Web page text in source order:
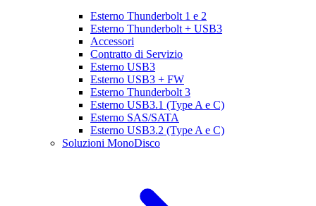
Esterno Thunderbolt 1 e 2
Esterno Thunderbolt + USB3
Accessori
Contratto di Servizio
Esterno USB3
Esterno USB3 + FW
Esterno Thunderbolt 3
Esterno USB3.1 (Type A e C)
Esterno SAS/SATA
Esterno USB3.2 (Type A e C)
Soluzioni MonoDisco